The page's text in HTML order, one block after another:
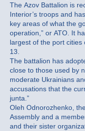
The Azov Battalion is
Interior’s troops and
key areas of what the
operation,” or ATO. It
largest of the port cities
13.
The battalion has
close to those used by
moderate Ukrainians
accusations that the
junta.”
Oleh Odnorozhenko,
Assembly and a
and their sister